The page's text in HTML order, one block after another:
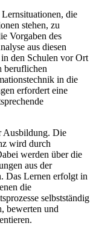
die
stehen, zu
Vorgaben des
aus diesen
den Schulen vor Ort
beruflichen
in die
erfordert eine
Ausbildung. Die
wird durch
wer­den über die
aus der
Das Lernen erfolgt in
die
selbstständig
bewerten und